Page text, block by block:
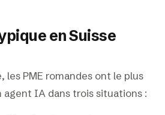
en Suisse
les PME romandes ont le plus
agent IA dans trois situations :